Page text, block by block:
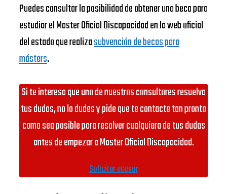
Puedes consultar la posibilidad de obtener una beca para
estudiar el Master Oficial Discapacidad en la web oficial
del estado que realizasubvención de becas para
másters.
Si te interesa que uno de nuestros consultores resuelva
tus dudas, no lo dudes y pide que te contacte tan pronto
como sea posible para resolver cualquiera de tus dudas
antes de empezar a Master Oficial Discapacidad.
Solicitar asesor